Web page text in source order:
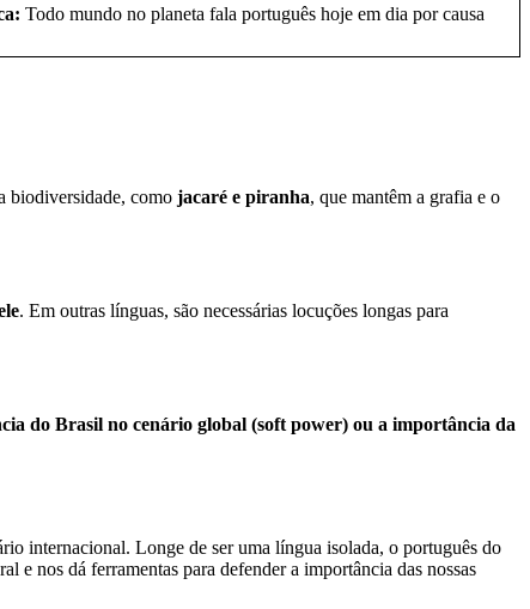
Todo mundo no planeta fala português hoje em dia por causa
biodiversidade, como jacaré e piranha, que mantêm a grafia e o
. Em outras línguas, são necessárias locuções longas para
do Brasil no cenário global (soft power) ou a importância da
internacional. Longe de ser uma língua isolada, o português do
e nos dá ferramentas para defender a importância das nossas